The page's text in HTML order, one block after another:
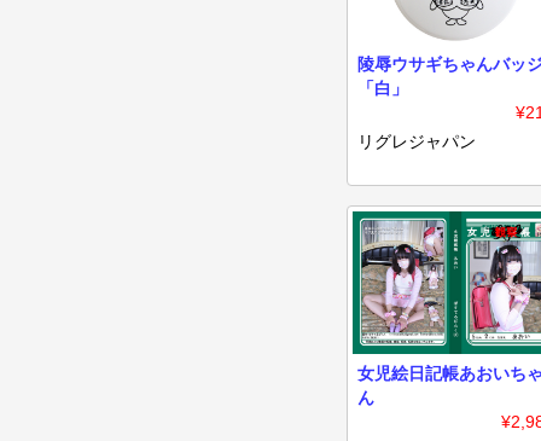
陵辱ウサギちゃんバッ
「白」
リグレジャパン
女児絵日記帳あおいち
ん